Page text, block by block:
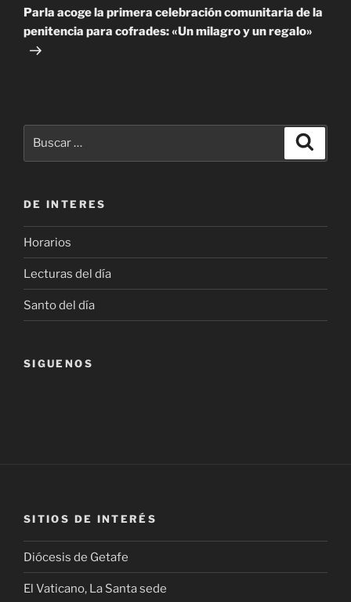
entrada
Parla acoge la primera celebración comunitaria de la
penitencia para cofrades: «Un milagro y un regalo»
DE INTERES
Horarios
Lecturas del día
Santo del día
SIGUENOS
SITIOS DE INTERÉS
Diócesis de Getafe
El Vaticano, La Santa sede